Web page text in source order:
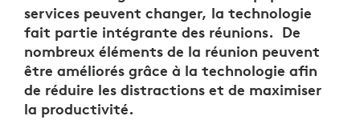
services peuvent changer, la technologie
fait partie intégrante des réunions. De
nombreux éléments de la réunion peuvent
être améliorés grâce à la technologie afin
de réduire les distractions et de maximiser
la productivité.